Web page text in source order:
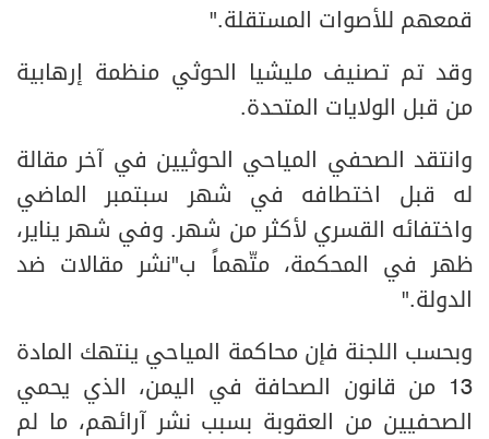
قمعهم للأصوات المستقلة."
وقد تم تصنيف مليشيا الحوثي منظمة إرهابية
من قبل الولايات المتحدة.
وانتقد الصحفي المياحي الحوثيين في آخر مقالة
له قبل اختطافه في شهر سبتمبر الماضي
واختفائه القسري لأكثر من شهر. وفي شهر يناير،
ظهر في المحكمة، متّهماً ب"نشر مقالات ضد
الدولة."
وبحسب اللجنة فإن محاكمة المياحي ينتهك المادة
13 من قانون الصحافة في اليمن، الذي يحمي
الصحفيين من العقوبة بسبب نشر آرائهم، ما لم